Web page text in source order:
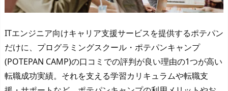
ITエンジニア向けキャリア支援サービスを提供するポテパン
だけに、プログラミングスクール・ポテパンキャンプ
(POTEPAN CAMP)の口コミでの評判が良い理由の1つが高い
転職成功実績。それを支える学習カリキュラムや転職支